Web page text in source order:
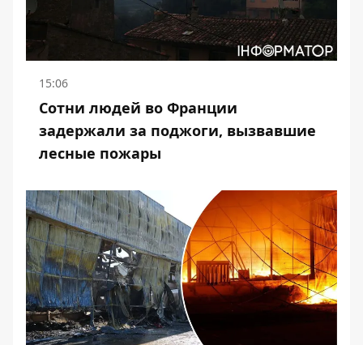
15:06
Сотни людей во Франции
задержали за поджоги, вызвавшие
лесные пожары